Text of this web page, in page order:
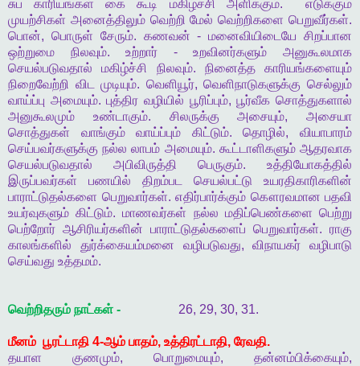
சுப
காரியங்கள் கை கூடி மகிழ்ச்சி அளிக்கும்.எடுக்கும்
முயற்சிகள் அனைத்திலும் வெற்றி மேல் வெற்றிகளை பெறுவீர்கள்.
பொன், பொருள் சேரும். கணவன் -மனைவியிடையே சிறப்பான
ஒற்றுமை
நிலவும்.உற்றார் -உறவினர்களும்
அனுகூலமாக
செயல்படுவதால்
மகிழ்ச்சி நிலவும். நினைத்த
காரியங்களையும்
நிறைவேற்றி விட முடியும். வெளியூர்,வெளிநாடுகளுக்கு செல்லும்
வாய்ப்பு அமையும்.புத்திர வழியில் பூரிப்பும்,பூர்வீக சொத்துகளால்
அனுகூலமும்
உண்டாகும். சிலருக்கு அசையும், அசையா
சொத்துகள்
வாங்கும் வாய்ப்பும் கிட்டும்.தொழில்,வியாபாரம்
செய்பவர்களுக்கு நல்ல லாபம் அமையும். கூட்டாளிகளும் ஆதரவாக
செயல்படுவதால்
அபிவிருத்தி பெருகும். உத்தியோகத்தில்
இருப்பவர்கள்
பணயில் திறம்பட செயல்பட்டு
உயரதிகாரிகளின்
பாராட்டுதல்களை பெறுவார்கள். எதிர்பார்க்கும் கௌரவமான பதவி
உயர்வுகளும் கிட்டும்.மாணவர்கள் நல்ல மதிப்பெண்களை பெற்று
பெற்றோர் ஆசிரியர்களின் பாராட்டுதல்களைப் பெறுவார்கள். ராகு
காலங்களில்
துர்க்கையம்மனை வழிபடுவது,விநாயகர்
வழிபாடு
செய்வது உத்தமம்.
வெற்றிதரும் நாட்கள் - 26, 29, 30, 31.
மீனம் பூரட்டாதி 4-ஆம் பாதம், உத்திரட்டாதி, ரேவதி.
தயாள
குணமும், பொறுமையும், தன்னம்பிக்கையும்,